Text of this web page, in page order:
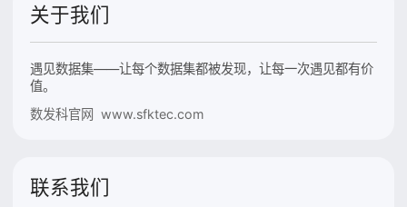
关于我们
遇见数据集——让每个数据集都被发现，让每一次遇见都有价
值。
数发科官网 www.sfktec.com
联系我们